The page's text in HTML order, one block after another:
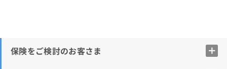
保険をご検討のお客さま